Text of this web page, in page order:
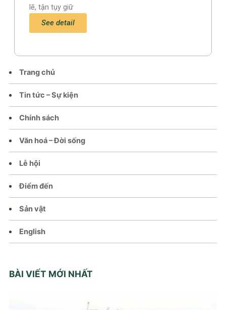
Trang chủ
Tin tức – Sự kiện
Chính sách
Văn hoá – Đời sống
Lễ hội
Điểm đến
Sản vật
English
BÀI VIẾT MỚI NHẤT
lẽ, tận tụy giữ
See detail